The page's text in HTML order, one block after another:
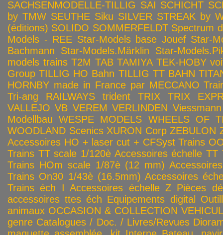
SACHSENMODELLE-TILLIG SAI SCHICHT
by TMW SEUTHE Siku SILVER STREAK by
(éditions) SOLIDO SOMMERFELDT Spectrum
Models - REE Star-Models base Jouef Star-
Bachmann
Star-Models.Märklin
Star-
models trains T2M TAB TAMIYA TEK-HOBY
Group TILLIG HO Bahn TILLIG TT BAHN
HORNBY made in France par MECCANO
Tri-ang RAILWAYS
trident TRIX
TRIX
VALLEJO VB VEREM VERLINDEN Viessmann
Modellbau WESPE MODELS WHEELS OF
WOODLAND Scenics XURON Corp ZEBULON
Accessoires HO + laser cut + CFSyst Trains
Trains TT scale 1/120è Accessoires échelle TT
Trains HOm scale 1/87è (12 mm)
Trains On30 1/43è (16.5mm) Accessoires
Trains éch I Accessoires échelle Z Pièces
accessoires ttes éch Equipements digital
animaux OCCASION & COLLECTION
genre Catalogues / Doc. / Livres/Revues